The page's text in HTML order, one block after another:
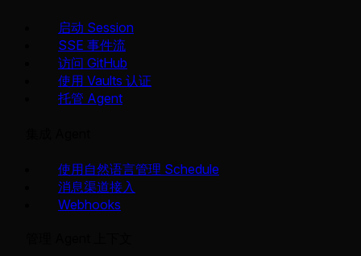
启动 Session
SSE 事件流
访问 GitHub
使用 Vaults 认证
托管 Agent
使用自然语言管理 Schedule
消息渠道接入
Webhooks